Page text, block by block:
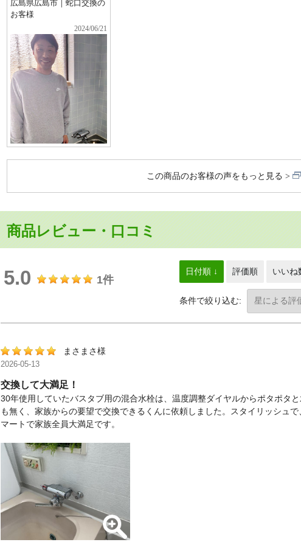
広島県広島市｜蛇口交換の
お客様
2024/06/21
この商品のお客様の声をもっと見る
商品レビュー・口コミ
5.0 1件
日付順 ↓ 評価順 いいね
条件で絞り込む:
まさまさ様
2026-05-13
交換して大満足！
30年使用していたバスタブ用の混合水栓は、温度調整ダイヤルからポタポタ
も無く、家族からの要望で交換できるくんに依頼しました。スタイリッシュ
マートで家族全員大満足です。